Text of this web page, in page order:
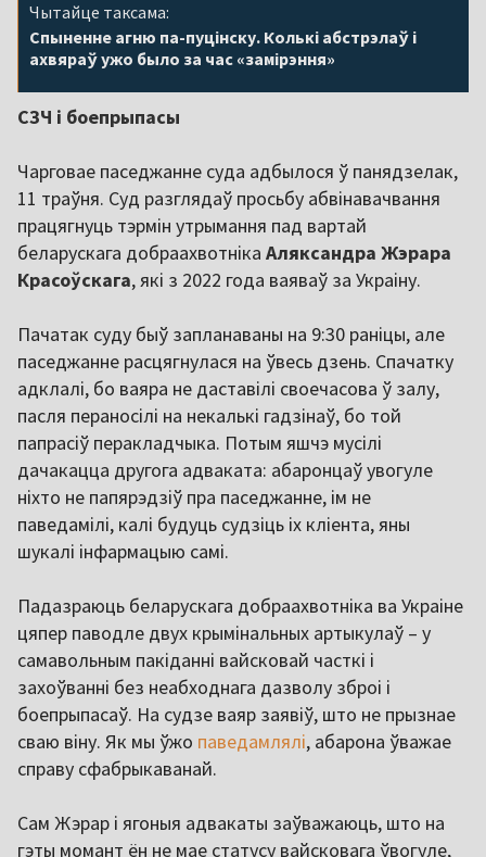
Чытайце таксама:
Спыненне агню па-пуцінску. Колькі абстрэлаў і
ахвяраў ужо было за час «замірэння»
СЗЧ і боепрыпасы
Чарговае паседжанне суда адбылося ў панядзелак,
11 траўня. Суд разглядаў просьбу абвінавачвання
працягнуць тэрмін утрымання пад вартай
беларускага добраахвотніка Аляксандра Жэрара
Красоўскага, які з 2022 года ваяваў за Украіну.
Пачатак суду быў запланаваны на 9:30 раніцы, але
паседжанне расцягнулася на ўвесь дзень. Спачатку
адклалі, бо ваяра не даставілі своечасова ў залу,
пасля пераносілі на некалькі гадзінаў, бо той
папрасіў перакладчыка. Потым яшчэ мусілі
дачакацца другога адваката: абаронцаў увогуле
ніхто не папярэдзіў пра паседжанне, ім не
паведамілі, калі будуць судзіць іх кліента, яны
шукалі інфармацыю самі.
Падазраюць беларускага добраахвотніка ва Украіне
цяпер паводле двух крымінальных артыкулаў – у
самавольным пакіданні вайсковай часткі і
захоўванні без неабходнага дазволу зброі і
боепрыпасаў. На судзе ваяр заявіў, што не прызнае
сваю віну. Як мы ўжо паведамлялі, абарона ўважае
справу сфабрыкаванай.
Сам Жэрар і ягоныя адвакаты заўважаюць, што на
гэты момант ён не мае статусу вайсковага ўвогуле,